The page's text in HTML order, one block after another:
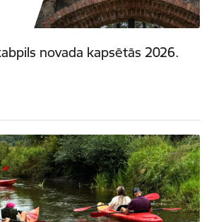
novada kapsētās 2026.